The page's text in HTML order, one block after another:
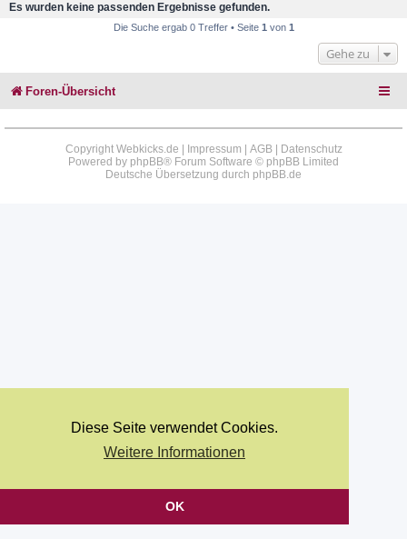
Diese Seite verwendet Cookies.
Weitere Informationen
OK
Es wurden keine passenden Ergebnisse gefunden.
Die Suche ergab 0 Treffer • Seite 1 von 1
Gehe zu
Foren-Übersicht
Copyright Webkicks.de | Impressum AGB|
Datenschutz
Powered by phpBB® Forum Software © phpBB Limited
Deutsche Übersetzung durch phpBB.de